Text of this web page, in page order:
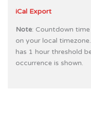
iCal Export
Note: Countdown
on your local
has 1 hour threshold
occurrence is shown.